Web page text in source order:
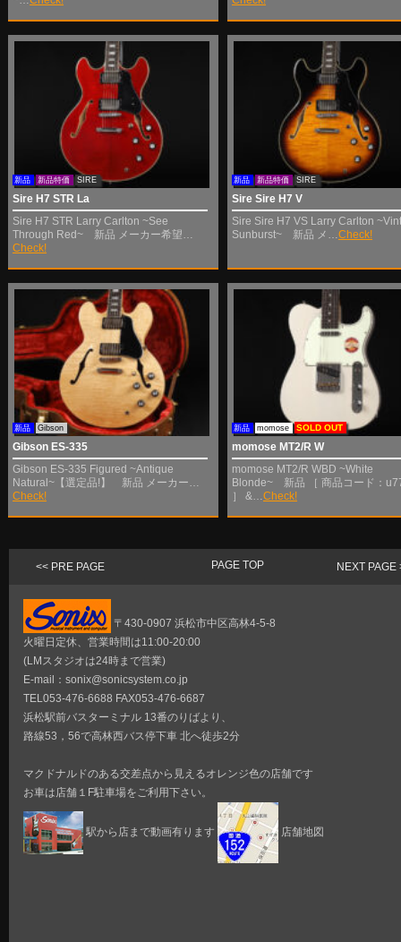
Sire H7 STR La
新品 新品特価 SIRE
Sire H7 STR Larry Carlton ~See
Through Red~ 新品 メーカー希望…
Check!
Sire Sire H7 V
新品 新品特価 SIRE
Sire Sire H7 VS Larry Carlton
Sunburst~ 新品 メ… Check!
Gibson ES-335
新品 Gibson
Gibson ES-335 Figured ~Antique
Natural~【選定品!】 新品 メーカー…
Check!
momose MT2/R W
新品 momose SOLD OUT
momose MT2/R WBD ~White
Blonde~ 新品 ［ 商品コード：
］ &… Check!
<< PRE PAGE NEXT PAGE
PAGE TOP
〒430-0907 浜松市中区高林4-5-8
火曜日定休、営業時間は11:00-20:00
(LMスタジオは24時まで営業)
E-mail：sonix@sonicsystem.co.jp
TEL053-476-6688 FAX053-476-6687
浜松駅前バスターミナル 13番のりばより、
路線53，56で高林西バス停下車 北へ徒歩2分
マクドナルドのある交差点から見えるオレンジ色の店舗です
お車は店舗１F駐車場をご利用下さい。
駅から店まで動画有ります 店舗地図